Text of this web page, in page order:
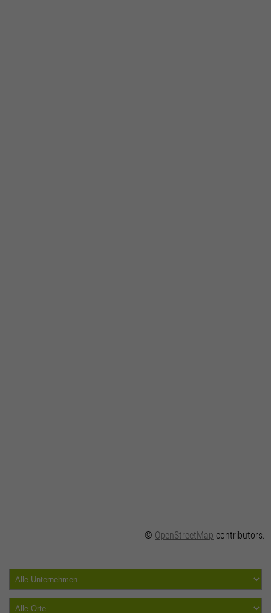
© OpenStreetMap contributors.